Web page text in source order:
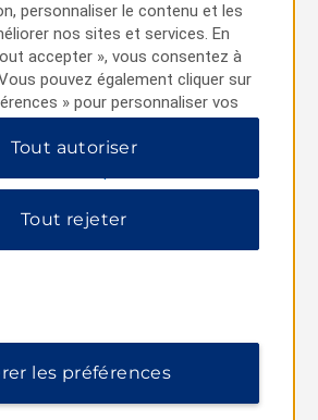
a un maximum d’une (1) prime de carte de crédit
(1) réservation admissible);
a un maximum d’une (1) prime de carte de dédit
(1) réservation admissible);
a un maximum d’une (1) prime Insider (même s’il
admissible);
également titulaire d’une carte de débit et
obtenir une prime de carte de crédit
appartenant à ces deux catégories et qui
conformément aux modalités de l’offre
prime supplémentaire et non deux (2));
une (1) prime de carte (c.-à-. un membre inscrit
qui paie et complète ses réservations
Wyndham Rewards ou sa carte de débit
aux modalités de l’offre obtiendra
carte et non deux (2).
qui n’est pas titulaire d’une carte de crédit ou de
Insider peut obtenir un maximum de
personnaliser le contenu et les
nos sites et services. En
accepter », vous consentez à
pouvez également cliquer sur
» pour personnaliser vos
rejeter » pour n'autoriser que
Pour plus d'informations,
Tout autoriser
Tout rejeter
les préférences